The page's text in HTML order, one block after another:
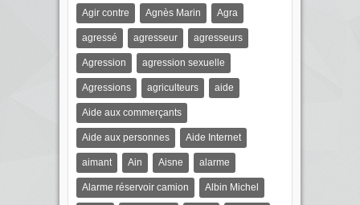
Agir contre Agnès Marin Agra
agressé agresseur agresseurs
Agression agression sexuelle
Agressions agriculteurs aide
Aide aux commerçants
Aide aux personnes Aide Internet
aimant Ain Aisne alarme
Alarme réservoir camion Albin Michel